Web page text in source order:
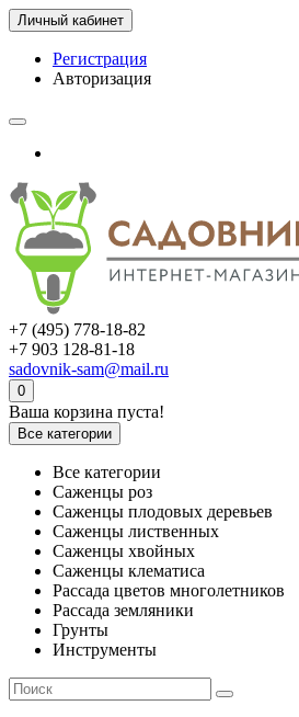
Личный кабинет
Регистрация
Авторизация
+7 (495) 778-18-82
+7 903 128-81-18
sadovnik-sam@mail.ru
0
Ваша корзина пуста!
Все категории
Все категории
Саженцы роз
Саженцы плодовых деревьев
Саженцы лиственных
Саженцы хвойных
Саженцы клематиса
Рассада цветов многолетников
Рассада земляники
Грунты
Инструменты